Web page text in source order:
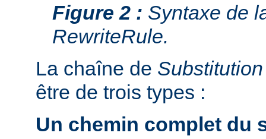
Figure 2 : Syntaxe de
RewriteRule.
La chaîne de Substitution
être de trois types :
Un chemin complet du